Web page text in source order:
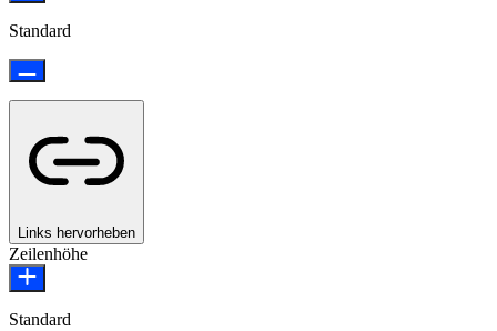
Standard
Links hervorheben
Zeilenhöhe
Standard